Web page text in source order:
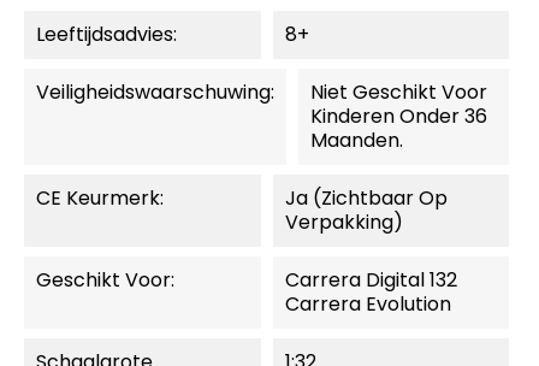
Leeftijdsadvies: 8+
Veiligheidswaarschuwing:
Niet Geschikt Voor
Kinderen Onder 36
Maanden.
CE Keurmerk:
Ja (zichtbaar Op
Verpakking)
Geschikt Voor:
Carrera Digital 132
Carrera Evolution